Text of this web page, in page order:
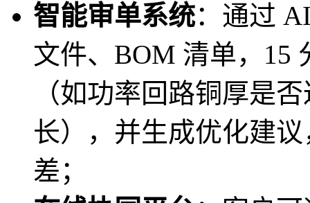
智能审单系统：通过
文件、BOM 清单，15
（如功率回路铜厚是
长），并生成优化建
差；